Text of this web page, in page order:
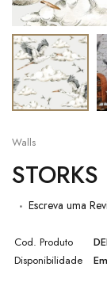
Walls
Escreva uma
Cod. Produto
Disponibilidade